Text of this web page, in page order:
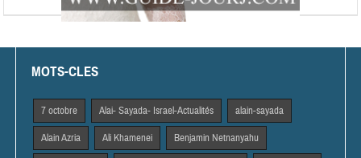
MOTS-CLES
7 octobre Alai- Sayada- Israel-Actualités alain-sayada
Alain Azria Ali Khamenei Benjamin Netnanyahu